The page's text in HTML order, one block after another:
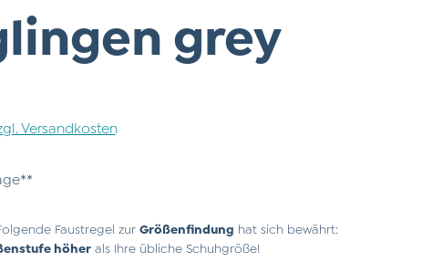
grey
Versandkosten
Faustregel zur Größenfindung hat sich bewährt:
höher als Ihre übliche Schuhgröße!